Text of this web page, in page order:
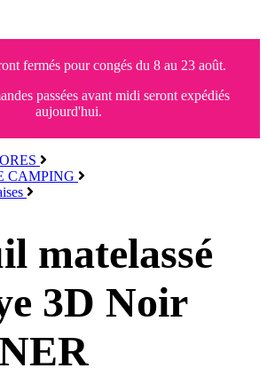
fermés pour congés du 8 au 23 août.
passées avant midi seront expédiés
aujourd'hui.
CAMPING
matelassé
3D Noir